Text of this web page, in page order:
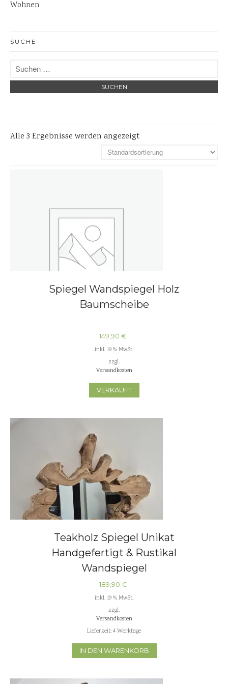
Wohnen
SUCHE
Alle 3 Ergebnisse werden angezeigt
Spiegel Wandspiegel Holz
Baumscheibe
149,90 €
inkl. 19 % MwSt.
zzgl.
Versandkosten
VERKAUFT
Teakholz Spiegel Unikat
Handgefertigt & Rustikal
Wandspiegel
189,90 €
inkl. 19 % MwSt.
zzgl.
Versandkosten
Lieferzeit:4 Werktage
IN DEN WARENKORB